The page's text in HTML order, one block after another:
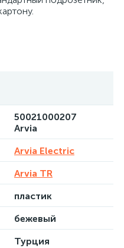
50021000207
Arvia
Arvia Electric
Arvia TR
пластик
бежевый
Турция